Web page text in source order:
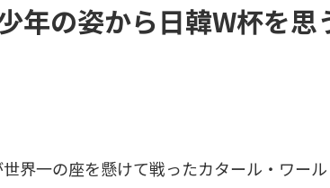
年の姿から日韓W杯を思
界一の座を懸けて戦ったカタール・ワー